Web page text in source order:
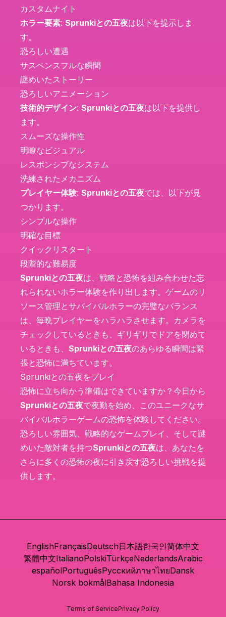
カスタムナイト
ホラー要素: Sprunkiとの五夜は以下を提示しま
す。
恐ろしい遭遇
サスペンスフルな瞬間
謎めいたストーリー
恐ろしいアニメーション
技術的デザイン: Sprunkiとの五夜は以下を提供し
ます。
スムーズな操作性
明瞭なビジュアル
レスポンシブなシステム
洗練されたメカニズム
プレイヤー体験: Sprunkiとの五夜では、以下が見
つかります。
シンプルな操作
明確な目標
クイックリスタート
段階的な難易度
Sprunkiとの五夜は、戦略と恐怖を組み合わせた忘
れられないホラー体験を作り出します。ゲームのリ
ソース管理とサバイバルホラーの完璧なバランス
は、毎晩プレイヤーをハラハラさせます。カメラを
チェックしているときも、ギリギリでドアを閉めて
いるときも、 Sprunkiとの五夜のあらゆる瞬間は緊
張と恐怖に満ちています。
Sprunkiとの五夜をプレイ
恐怖に立ち向かう準備はできていますか？今日から
Sprunkiとの五夜で夜勤を始め、このユニークなサ
バイバルホラーゲームの恐怖を体験してください。
恐ろしい雰囲気、戦略的なゲームプレイ、そして謎
めいた敵対者を持つSprunkiとの五夜は、あなたを
さらに多くの恐怖の夜に引き戻す恐ろしい挑戦を提
供します。
EnglishFrançaisDeutsch日本語한국인简体中文
繁體中文ItalianoPolskiTürkçeNederlandsArabic
españolPortuguêsРусскийภาษาไทยDansk
Norsk bokmålBahasa Indonesia
Terms of ServicePrivacy Policy